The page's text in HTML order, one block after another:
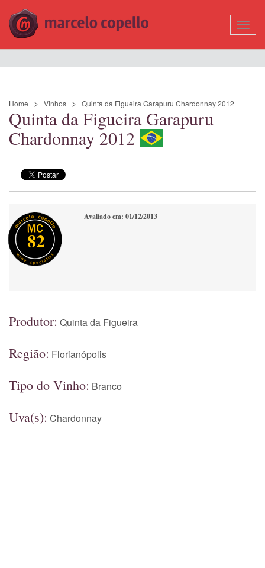
Home Vinhos Quinta da Figueira Garapuru Chardonnay 2012
Quinta da Figueira Garapuru
Chardonnay 2012
82
Avaliado em: 01/12/2013
Produtor: Quinta da Figueira
Região: Florianópolis
Tipo do Vinho: Branco
Uva(s): Chardonnay